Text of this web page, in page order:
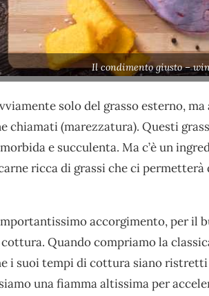
Il condimento giusto –
solo del grasso esterno,
chiamati (marezzatura). Questi
e succulenta. Ma c’è un
ricca di grassi che ci
accorgimento, per il
Quando compriamo la
i suoi tempi di cottura siano ristretti
una fiamma altissima per